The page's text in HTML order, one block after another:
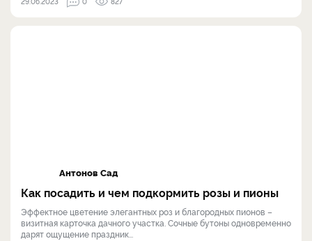
Антонов Сад
Как посадить и чем подкормить розы и пионы
Эффектное цветение элегантных роз и благородных пионов –
визитная карточка дачного участка. Сочные бутоны одновременно
дарят ощущение праздник...